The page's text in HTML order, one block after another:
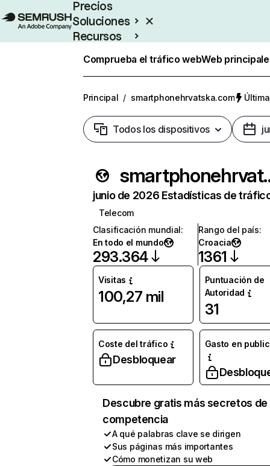
Precios
Soluciones
Recursos
Comprueba el tráfico webWeb
Principal / smartphonehrvatska.com
Todos los dispositivos
junio de 2026 Estadísticas de
Telecom
Clasificación mundial:
En todo el mundo
293.364
Rango del país:
Croacia
1361
Visitas
100,27 mil
Puntuación de
Autoridad
31
Coste del tráfico
Desbloquear
Gasto en
Descubre gratis más secretos de
competencia
A qué palabras clave se dirigen
Sus páginas más importantes
Cómo monetizan su web